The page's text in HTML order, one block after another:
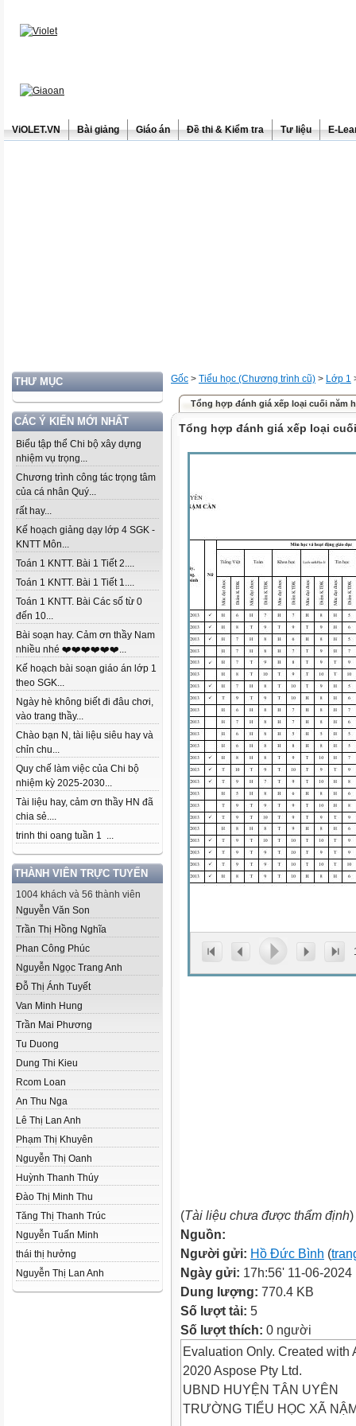
ViOLET.VN Bài giảng Giáo án Đề thi & Kiểm tra Tư liệu E-
THƯ MỤC
CÁC Ý KIẾN MỚI NHẤT
Biểu tập thể Chi bộ xây dựng
nhiệm vụ trọng...
Chương trình công tác trọng tâm
của cá nhân Quý...
rất hay...
Kế hoạch giảng dạy lớp 4 SGK -
KNTT Môn...
Toán 1 KNTT. Bài 1 Tiết 2....
Toán 1 KNTT. Bài 1 Tiết 1....
Toán 1 KNTT. Bài Các số từ 0
đến 10...
Bài soạn hay. Cảm ơn thầy Nam
nhiều nhé ❤️❤️❤️❤️❤️❤️...
Kế hoạch bài soạn giáo án lớp 1
theo SGK...
Ngày hè không biết đi đâu chơi,
vào trang thầy...
Chào bạn N, tài liệu siêu hay và
chỉn chu...
Quy chế làm việc của Chi bộ
nhiệm kỳ 2025-2030...
Tài liệu hay, cảm ơn thầy HN đã
chia sẻ....
trinh thi oang tuần 1 ...
THÀNH VIÊN TRỰC TUYẾN
1004 khách và 56 thành viên
Nguyễn Văn Son
Trần Thị Hồng Nghĩa
Phan Công Phúc
Nguyễn Ngọc Trang Anh
Đỗ Thị Ánh Tuyết
Van Minh Hung
Trần Mai Phương
Tu Duong
Dung Thi Kieu
Rcom Loan
An Thu Nga
Lê Thị Lan Anh
Phạm Thị Khuyên
Nguyễn Thị Oanh
Huỳnh Thanh Thúy
Đào Thị Minh Thu
Tăng Thị Thanh Trúc
Nguyễn Tuấn Minh
thái thị hưởng
Nguyễn Thị Lan Anh
Gốc > Tiểu học (Chương trình cũ) > Lớp 1
Tổng hợp đánh giá xếp loại cuối năm
Tổng hợp đánh giá xếp loại
(Tài liệu chưa được thẩm định)
Nguồn:
Người gửi: Hồ Đức Bình (
Ngày gửi: 17h:56' 11-06-2024
Dung lượng: 770.4 KB
Số lượt tải: 5
Số lượt thích: 0 người
Evaluation Only. Created with
2020 Aspose Pty Ltd.
UBND HUYỆN TÂN UYÊN
TRƯỜNG TIỂU HỌC XÃ